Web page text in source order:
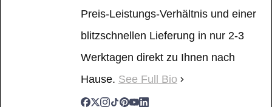
Preis-Leistungs-Verhältnis und einer
blitzschnellen Lieferung in nur 2-3
Werktagen direkt zu Ihnen nach
Hause. See Full Bio